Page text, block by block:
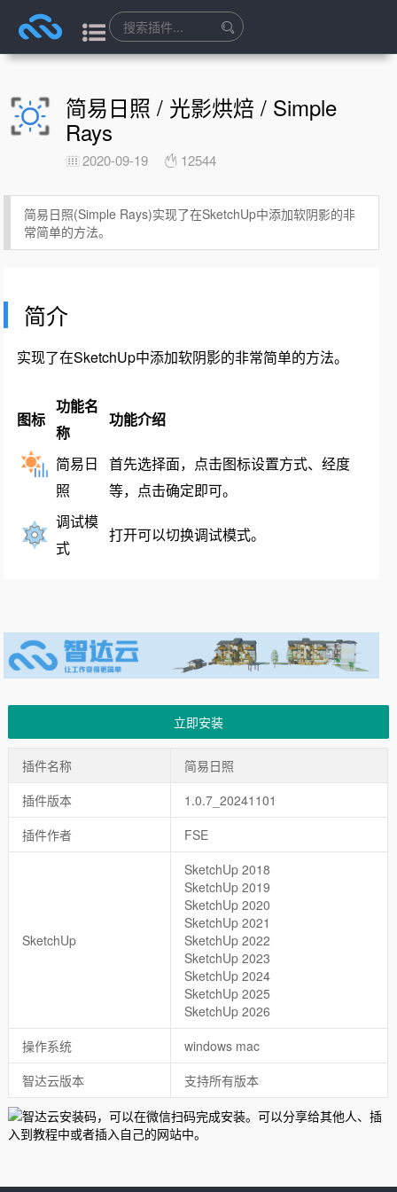
简易日照 / 光影烘焙 / Simple
Rays
2020-09-19 12544
简易日照(Simple Rays)实现了在SketchUp中添加软阴影的非
常简单的方法。
简介
实现了在SketchUp中添加软阴影的非常简单的方法。
图标
功能名
称
功能介绍
简易日
照
首先选择面，点击图标设置方式、经度
等，点击确定即可。
调试模
式
打开可以切换调试模式。
立即安装
插件名称
简易日照
插件版本
1.0.7_20241101
插件作者
FSE
SketchUp
SketchUp 2018
SketchUp 2019
SketchUp 2020
SketchUp 2021
SketchUp 2022
SketchUp 2023
SketchUp 2024
SketchUp 2025
SketchUp 2026
操作系统
windows mac
智达云版本
支持所有版本